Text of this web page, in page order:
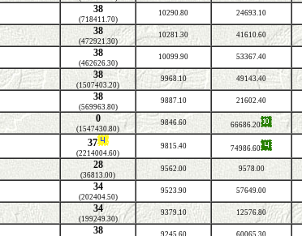
38
(718411.70)
10290.80 24693.10
38
(472921.30)
10281.30 41610.60
38
(462626.30)
10099.90 53367.40
38
(1507403.20)
9968.10 49143.40
38
(569963.80)
9887.10 21602.40
0
(1547430.80)
9846.60 66686.20
37
(2214004.60)
9815.40 74986.60
28
(36813.00)
9562.00 9578.00
34
(202404.50)
9523.90 57649.00
34
(199249.30)
9379.10 12576.80
38 9245.60 60065.30